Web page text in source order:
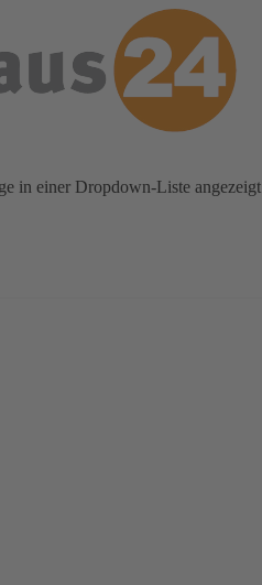
in einer Dropdown-Liste angezeigt